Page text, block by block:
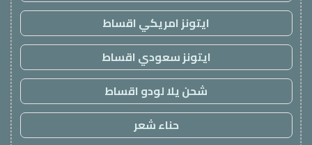
ايتونز امريكي اقساط
ايتونز سعودي اقساط
شحن يلا لودو اقساط
حناء شعر